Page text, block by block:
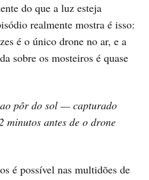
do que a luz esteja
realmente mostra é isso:
é o único drone no ar, e a
sobre os mosteiros é quase
pôr do sol — capturado
antes de o drone
é possível nas multidões de